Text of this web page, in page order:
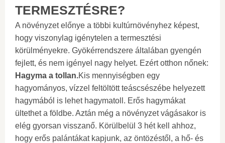
TERMESZTÉSRE?
A növényzet előnye a többi kultúrnövényhez képest,
hogy viszonylag igénytelen a termesztési
körülményekre. Gyökérrendszere általában gyengén
fejlett, és nem igényel nagy helyet. Ezért otthon nőnek:
Hagyma a tollan.Kis mennyiségben egy
hagyományos, vízzel feltöltött teáscsészébe helyezett
hagymából is lehet hagymatoll. Erős hagymákat
ültethet a földbe. Aztán még a növényzet vágásakor is
elég gyorsan visszanő. Körülbelül 3 hét kell ahhoz,
hogy erős palántákat kapjunk, az öntözéstől, a hő- és